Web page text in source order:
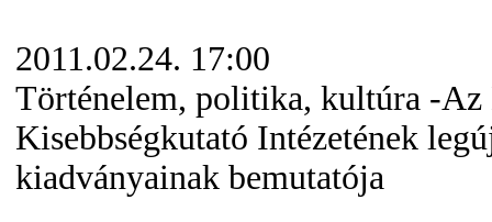
2011.02.24. 17:00
Történelem, politika, kultúra -
Kisebbségkutató Intézetének
kiadványainak bemutatója